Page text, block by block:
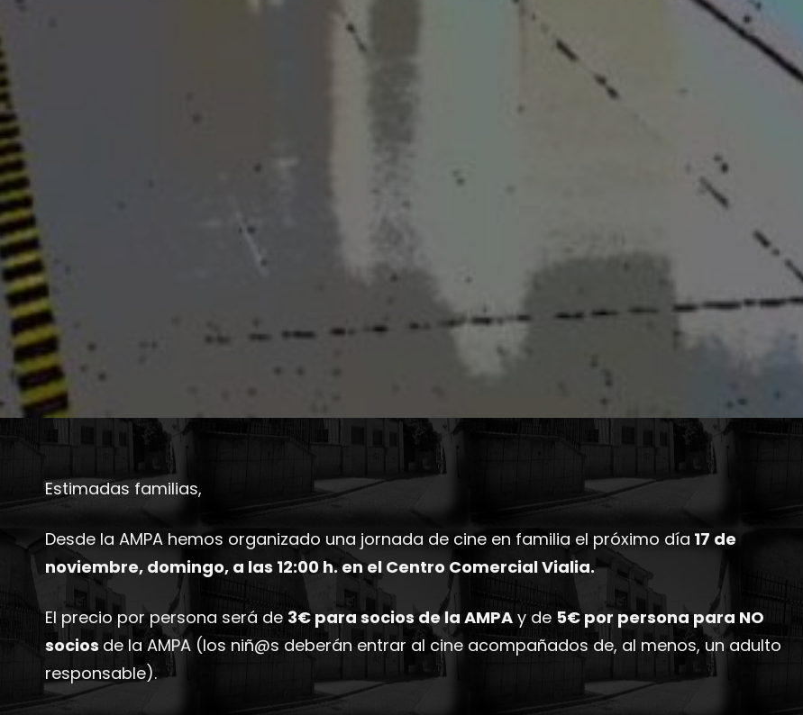
Estimadas familias,
Desde la AMPA hemos organizado una jornada de cine en familia el próximo día 17 de
noviembre, domingo, a las 12:00 h. en el Centro Comercial Vialia.
El precio por persona será de 3€ para socios de la AMPA y de 5€ por persona para NO
socios de la AMPA (los niñ@s deberán entrar al cine acompañados de, al menos, un adulto
responsable).